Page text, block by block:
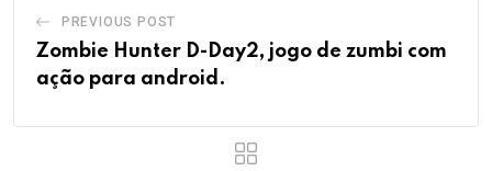
PREVIOUS POST
Zombie Hunter D-Day2, jogo de zumbi com
ação para android.